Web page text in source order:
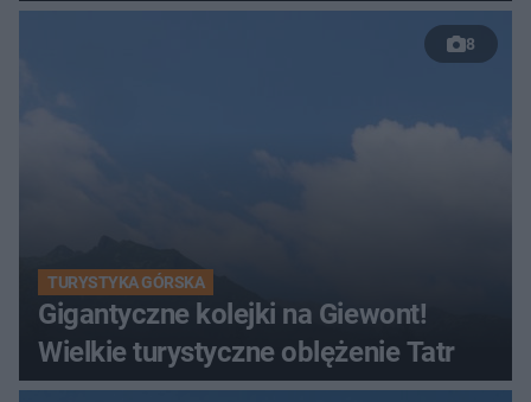
8
TURYSTYKA GÓRSKA
Gigantyczne kolejki na Giewont!
Wielkie turystyczne oblężenie Tatr